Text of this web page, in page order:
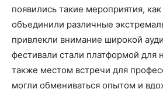
появились такие мероприятия,
объединили различные
привлекли внимание широкой
фестивали стали платформой для
также местом встречи для
могли обмениваться опытом и